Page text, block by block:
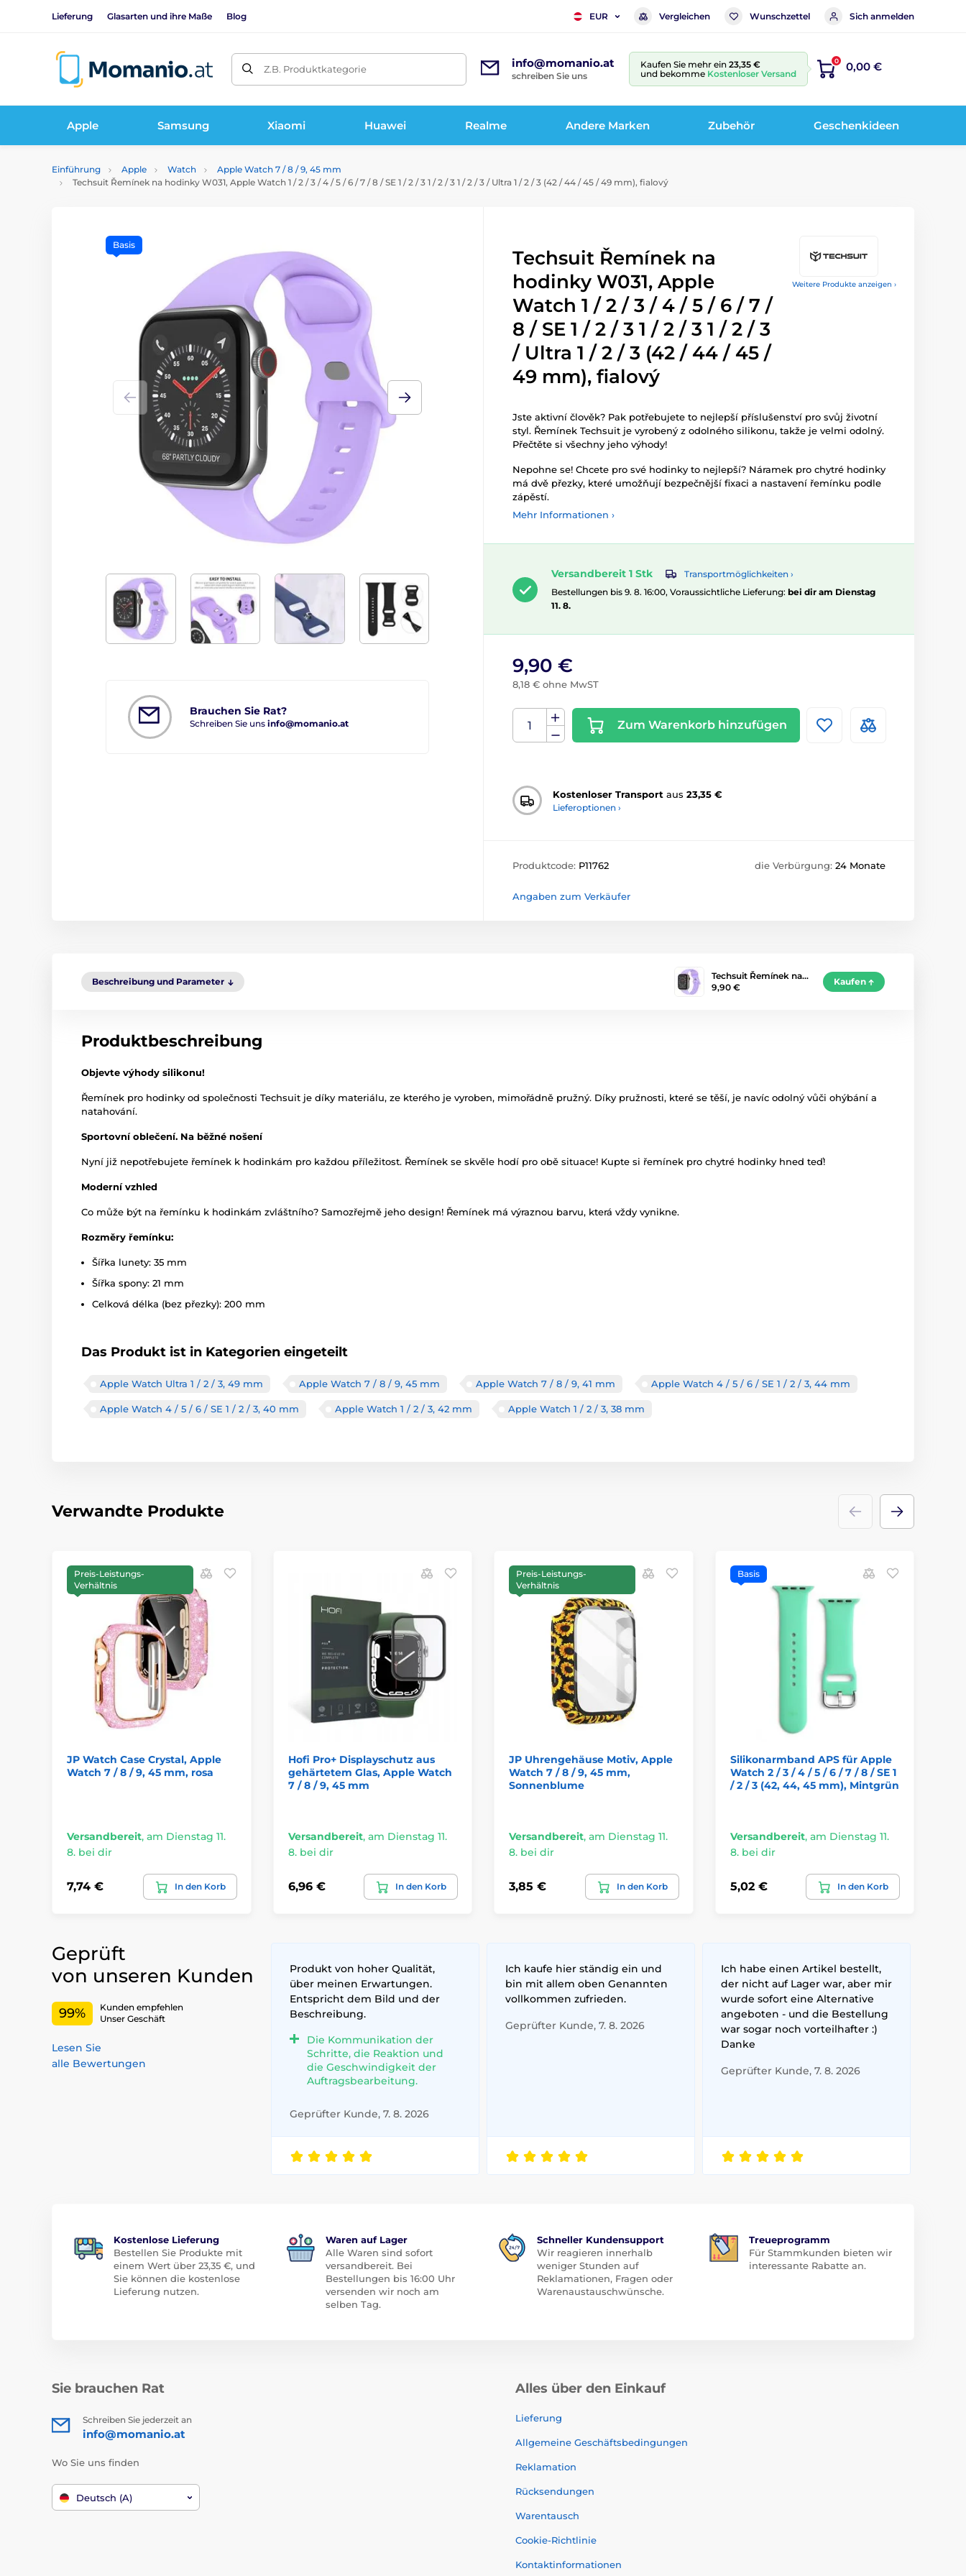
Lieferung Glasarten und ihre Maße Blog EUR Vergleichen Wunschzettel Sich anmelden
Z.B. Produktkategorie info@momanio.at
schreiben Sie uns
Kaufen Sie mehr ein 23,35 €
und bekomme Kostenloser Versand
0 0,00 €
Apple Samsung Xiaomi Huawei Realme Andere Marken Zubehör Geschenkideen
Einführung Apple Watch
Apple Watch 7 / 8 / 9, 45 mm
Techsuit Řemínek na hodinky W031, Apple Watch 1 / 2 / 3 / 4 / 5 / 6 / 7 / 8 / SE 1 / 2 / 3 1 / 2 / 3 1 / 2 / 3 / Ultra 1 / 2 / 3 (42 / 44 / 45 / 49 mm), fialový
Weitere Produkte anzeigen ›
Brauchen Sie Rat?
Schreiben Sie uns info@momanio.at
Basis
Techsuit Řemínek na
hodinky W031, Apple
Watch 1 / 2 / 3 / 4 / 5 / 6 / 7 /
8 / SE 1 / 2 / 3 1 / 2 / 3 1 / 2 / 3
/ Ultra 1 / 2 / 3 (42 / 44 / 45 /
49 mm), fialový
Jste aktivní člověk? Pak potřebujete to nejlepší příslušenství pro svůj životní
styl. Řemínek Techsuit je vyrobený z odolného silikonu, takže je velmi odolný.
Přečtěte si všechny jeho výhody!
Nepohne se! Chcete pro své hodinky to nejlepší? Náramek pro chytré hodinky
má dvě přezky, které umožňují bezpečnější fixaci a nastavení řemínku podle
zápěstí.
Mehr Informationen ›
Versandbereit 1 Stk
Transportmöglichkeiten ›
Bestellungen bis 9. 8. 16:00, Voraussichtliche Lieferung: bei dir am Dienstag
11. 8.
9,90 €
8,18 € ohne MwST
Zum Warenkorb hinzufügen
Kostenloser Transport aus 23,35 €
Lieferoptionen ›
Produktcode: P11762 die Verbürgung: 24 Monate
Angaben zum Verkäufer
Beschreibung und Parameter
Techsuit Řemínek na…
9,90 €
Kaufen
Produktbeschreibung
Objevte výhody silikonu!
Řemínek pro hodinky od společnosti Techsuit je díky materiálu, ze kterého je vyroben, mimořádně pružný. Díky pružnosti, které se těší, je navíc odolný vůči ohýbání a
natahování.
Sportovní oblečení. Na běžné nošení
Nyní již nepotřebujete řemínek k hodinkám pro každou příležitost. Řemínek se skvěle hodí pro obě situace! Kupte si řemínek pro chytré hodinky hned teď!
Moderní vzhled
Co může být na řemínku k hodinkám zvláštního? Samozřejmě jeho design! Řemínek má výraznou barvu, která vždy vynikne.
Rozměry řemínku:
Šířka lunety: 35 mm
Šířka spony: 21 mm
Celková délka (bez přezky): 200 mm
Das Produkt ist in Kategorien eingeteilt
Apple Watch Ultra 1 / 2 / 3, 49 mm Apple Watch 7 / 8 / 9, 45 mm Apple Watch 7 / 8 / 9, 41 mm Apple Watch 4 / 5 / 6 / SE 1 / 2 / 3, 44 mm
Apple Watch 4 / 5 / 6 / SE 1 / 2 / 3, 40 mm Apple Watch 1 / 2 / 3, 42 mm Apple Watch 1 / 2 / 3, 38 mm
Verwandte Produkte
Preis-Leistungs-
Verhältnis
JP Watch Case Crystal, Apple
Watch 7 / 8 / 9, 45 mm, rosa
Versandbereit, am Dienstag 11.
8. bei dir
7,74 € In den Korb
Hofi Pro+ Displayschutz aus
gehärtetem Glas, Apple Watch
7 / 8 / 9, 45 mm
Versandbereit, am Dienstag 11.
8. bei dir
6,96 € In den Korb
Preis-Leistungs-
Verhältnis
JP Uhrengehäuse Motiv, Apple
Watch 7 / 8 / 9, 45 mm,
Sonnenblume
Versandbereit, am Dienstag 11.
8. bei dir
3,85 € In den Korb
Basis
Silikonarmband APS für Apple
Watch 2 / 3 / 4 / 5 / 6 / 7 / 8 / SE 1
/ 2 / 3 (42, 44, 45 mm), Mintgrün
Versandbereit, am Dienstag 11.
8. bei dir
5,02 € In den Korb
Geprüft
von unseren Kunden
99%
Kunden empfehlen
Unser Geschäft
Lesen Sie
alle Bewertungen
Produkt von hoher Qualität,
über meinen Erwartungen.
Entspricht dem Bild und der
Beschreibung.
Die Kommunikation der
Schritte, die Reaktion und
die Geschwindigkeit der
Auftragsbearbeitung.
Geprüfter Kunde, 7. 8. 2026
Ich kaufe hier ständig ein und
bin mit allem oben Genannten
vollkommen zufrieden.
Geprüfter Kunde, 7. 8. 2026
Ich habe einen Artikel bestellt,
der nicht auf Lager war, aber mir
wurde sofort eine Alternative
angeboten - und die Bestellung
war sogar noch vorteilhafter :)
Danke
Geprüfter Kunde, 7. 8. 2026
Kostenlose Lieferung
Bestellen Sie Produkte mit
einem Wert über 23,35 €, und
Sie können die kostenlose
Lieferung nutzen.
Waren auf Lager
Alle Waren sind sofort
versandbereit. Bei
Bestellungen bis 16:00 Uhr
versenden wir noch am
selben Tag.
Schneller Kundensupport
Wir reagieren innerhalb
weniger Stunden auf
Reklamationen, Fragen oder
Warenaustauschwünsche.
Treueprogramm
Für Stammkunden bieten wir
interessante Rabatte an.
Sie brauchen Rat
Schreiben Sie jederzeit an
info@momanio.at
Wo Sie uns finden
Deutsch (A)
Alles über den Einkauf
Lieferung
Allgemeine Geschäftsbedingungen
Reklamation
Rücksendungen
Warentausch
Cookie-Richtlinie
Kontaktinformationen